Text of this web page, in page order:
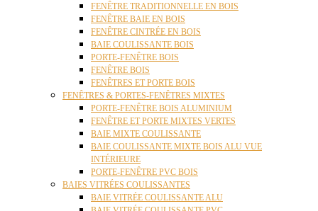
FENÊTRE TRADITIONNELLE EN BOIS
FENÊTRE BAIE EN BOIS
FENÊTRE CINTRÉE EN BOIS
BAIE COULISSANTE BOIS
PORTE-FENÊTRE BOIS
FENÊTRE BOIS
FENÊTRES ET PORTE BOIS
FENÊTRES & PORTES-FENÊTRES MIXTES
PORTE-FENÊTRE BOIS ALUMINIUM
FENÊTRE ET PORTE MIXTES VERTES
BAIE MIXTE COULISSANTE
BAIE COULISSANTE MIXTE BOIS ALU VUE
INTÉRIEURE
PORTE-FENÊTRE PVC BOIS
BAIES VITRÉES COULISSANTES
BAIE VITRÉE COULISSANTE ALU